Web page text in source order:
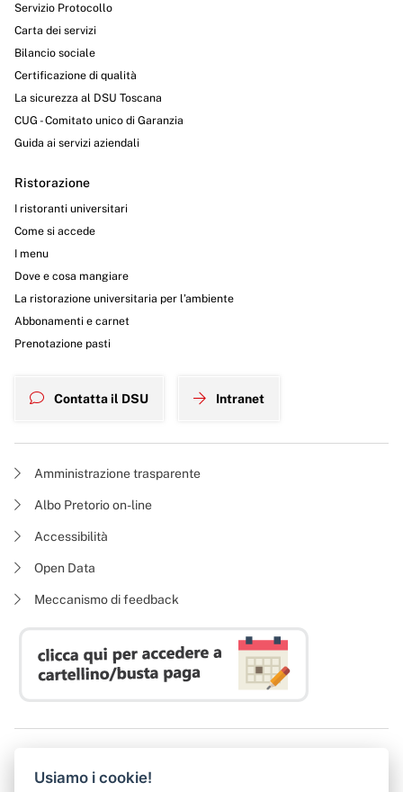
Servizio Protocollo
Carta dei servizi
Bilancio sociale
Certificazione di qualità
La sicurezza al DSU Toscana
CUG - Comitato unico di Garanzia
Guida ai servizi aziendali
Ristorazione
I ristoranti universitari
Come si accede
I menu
Dove e cosa mangiare
La ristorazione universitaria per l’ambiente
Abbonamenti e carnet
Prenotazione pasti
Contatta il DSU Intranet
Amministrazione trasparente
Albo Pretorio on-line
Accessibilità
Open Data
Meccanismo di feedback
P. I. 05913670484 | C. F. 94164020482
Usiamo i cookie!